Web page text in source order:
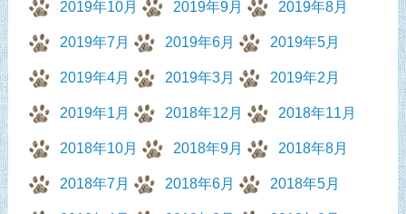
2019年10月 2019年9月 2019年8月
2019年7月 2019年6月 2019年5月
2019年4月 2019年3月 2019年2月
2019年1月 2018年12月 2018年11月
2018年10月 2018年9月 2018年8月
2018年7月 2018年6月 2018年5月